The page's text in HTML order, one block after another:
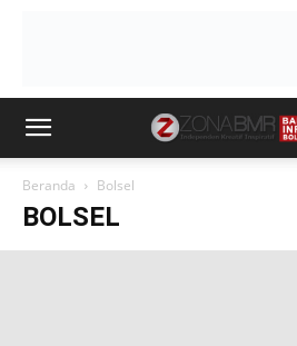
Beranda Bolsel
BOLSEL